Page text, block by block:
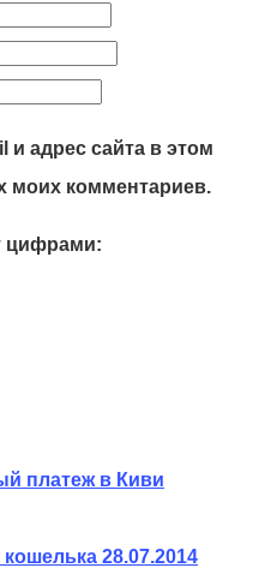
и адрес сайта в этом
моих комментариев.
цифрами:
платеж в Киви
кошелька 28.07.2014